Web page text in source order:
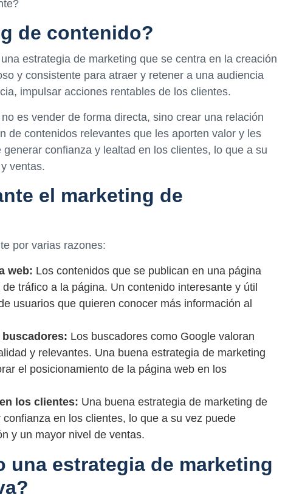
de contenido?
estrategia de marketing que se centra en la creación
y consistente para atraer y retener a una audiencia
impulsar acciones rentables de los clientes.
es vender de forma directa, sino crear una relación
de contenidos relevantes que les aporten valor y les
confianza y lealtad en los clientes, lo que a su
ventas.
el marketing de
por varias razones:
web: Los contenidos que se publican en una página
tráfico a la página. Un contenido interesante y útil
usuarios que quieren conocer más información al
Los buscadores como Google valoran
y relevantes. Una buena estrategia de marketing
el posicionamiento de la página web en los
los clientes: Una buena estrategia de marketing de
en los clientes, lo que a su vez puede
y un mayor nivel de ventas.
una estrategia de marketing